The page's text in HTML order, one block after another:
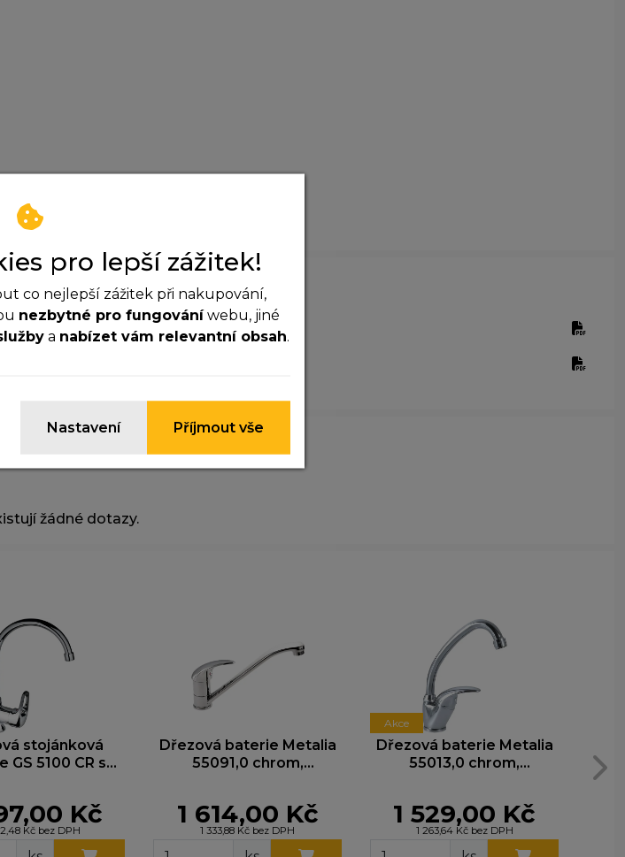
novaservisprohlasenititania.pdf
žádné dotazy.
stojánková
GS 5100 CR s
Kč
Kč bez DPH
Dřezová baterie Metalia
55091,0 chrom,
1 614,00 Kč
1 333,88 Kč bez DPH
Akce
Dřezová baterie Metalia
55013,0 chrom,
1 529,00 Kč
1 263,64 Kč bez DPH
pro lepší zážitek!
co nejlepší zážitek při nakupování,
nezbytné pro fungováníwebu, jiné
a nabízet vám relevantní obsah.
pro správné fungování webu a nelze je
a zlepšovat web. Díky nim
Nastavení Příjmout vše